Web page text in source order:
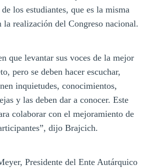
los estudiantes, que es la misma
la realización del Congreso nacional.
que levantar sus voces de la mejor
pero se deben hacer escuchar,
inquietudes, conocimientos,
y las deben dar a conocer. Este
colaborar con el mejoramiento de
dijo Brajcich.
Presidente del Ente Autárquico